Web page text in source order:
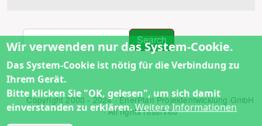
Search Search
Copyright 2000 - 2024 · EnerPlan Projektentwicklung GmbH
· All rights reserved
Wir verwenden nur das System-Cookie.
Das System-Cookie ist nötig für die Verbindung zu
Ihrem Gerät.
Bitte klicken Sie "OK, gelesen", um sich damit
einverstanden zu erklären.Weitere Informationen